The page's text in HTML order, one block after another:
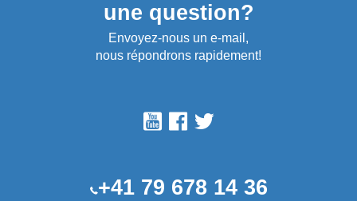
une question?
Envoyez-nous un e-mail,
nous répondrons rapidement!
+41 79 678 14 36